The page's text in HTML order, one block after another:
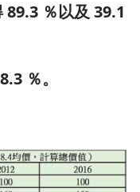
％以及 39.1
％。